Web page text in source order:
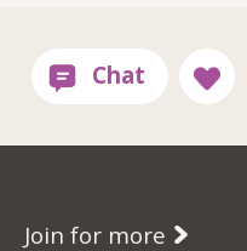
Join for more